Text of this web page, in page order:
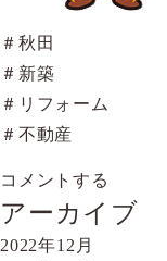
＃秋田
＃新築
＃リフォーム
＃不動産
コメントする
アーカイブ
2022年12月